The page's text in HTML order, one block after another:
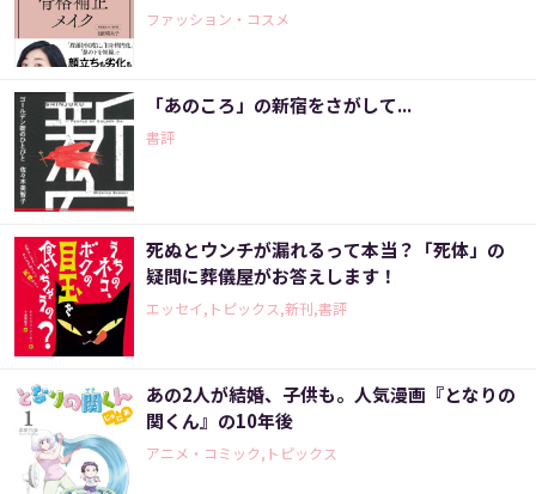
ファッション・コスメ
「あのころ」の新宿をさがして...
書評
死ぬとウンチが漏れるって本当？「死体」の
疑問に葬儀屋がお答えします！
エッセイ,トピックス,新刊,書評
あの2人が結婚、子供も。人気漫画『となりの
関くん』の10年後
アニメ・コミック,トピックス